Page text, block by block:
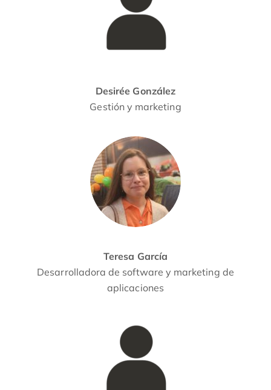
Desirée González
Gestión y marketing
Teresa García
Desarrolladora de software y marketing de
aplicaciones